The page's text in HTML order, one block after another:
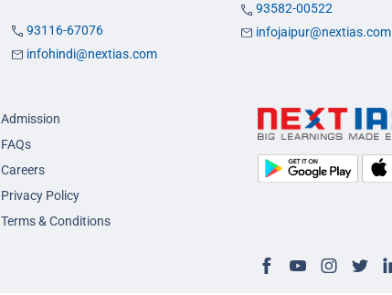
93116-67076
infohindi@nextias.com
93582-00522
infojaipur@nextias.com
Admission
FAQs
Careers
Privacy Policy
Terms & Conditions